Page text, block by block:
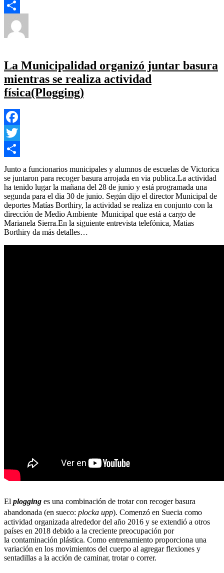
Twitter
Compartir
Pampa
firmó
convenio
Nacional
de
Promoción
de
la
Investigación
La Municipalidad organizó juntar basura
mientras se realiza actividad
física(Plogging)
Facebook
Twitter
Compartir
Junto a funcionarios municipales y alumnos de escuelas de Victorica
se juntaron para recoger basura arrojada en via publica.La actividad
ha tenido lugar la mañana del 28 de junio y está programada una
segunda para el dia 30 de junio. Según dijo el director Municipal de
deportes Matías Borthiry, la actividad se realiza en conjunto con la
dirección de Medio Ambiente Municipal que está a cargo de
Marianela Sierra.En la siguiente entrevista telefónica, Matias
Borthiry da más detalles…
El plogging es una combinación de trotar con recoger basura
abandonada (en sueco: plocka upp). ​ Comenzó en Suecia como
actividad organizada alrededor del año 2016 y se extendió a otros
países en 2018 debido a la creciente preocupación por
la contaminación plástica. Como entrenamiento proporciona una
variación en los movimientos del cuerpo al agregar flexiones y
sentadillas a la acción de caminar, trotar o correr.